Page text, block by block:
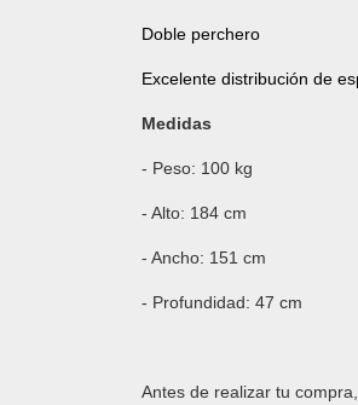
Doble perchero
Excelente distribución de
Medidas
- Peso: 100 kg
- Alto: 184 cm
- Ancho: 151 cm
- Profundidad: 47 cm
Antes de realizar tu